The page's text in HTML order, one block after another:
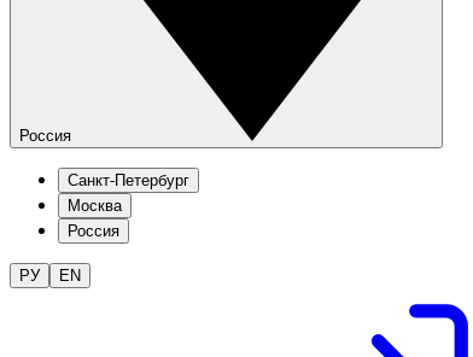
Россия
Санкт-Петербург
Москва
Россия
РУ EN